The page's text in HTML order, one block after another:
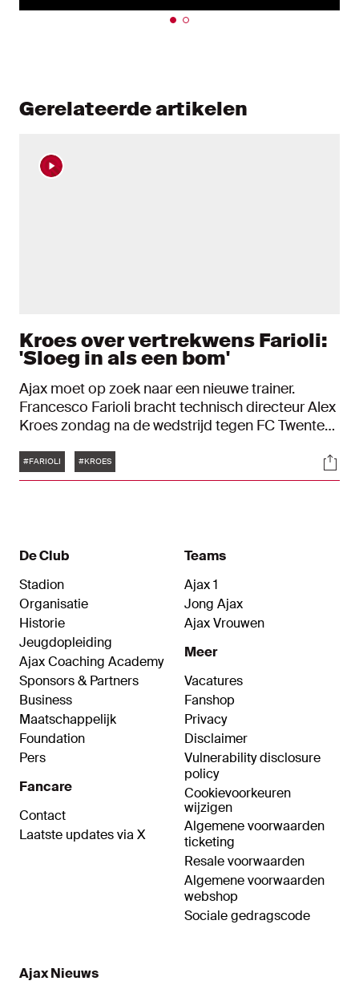
Gerelateerde artikelen
Kroes over vertrekwens Farioli:
'Sloeg in als een bom'
Ajax moet op zoek naar een nieuwe trainer.
Francesco Farioli bracht technisch directeur Alex
Kroes zondag na de wedstrijd tegen FC Twente
gaan vertrekken. "Het kwam onverwacht en sloeg
in als een bom”, vertelt Kroes maandag, een
Tags
#FARIOLI #KROES
De Club
Stadion
Organisatie
Historie
Jeugdopleiding
Ajax Coaching Academy
Sponsors & Partners
Business
Maatschappelijk
Foundation
Pers
Fancare
Contact
Laatste updates via X
Teams
Ajax 1
Jong Ajax
Ajax Vrouwen
Meer
Vacatures
Fanshop
Privacy
Disclaimer
Vulnerability disclosure
policy
Cookievoorkeuren
wijzigen
Algemene voorwaarden
ticketing
Resale voorwaarden
Algemene voorwaarden
webshop
Sociale gedragscode
Ajax Nieuws